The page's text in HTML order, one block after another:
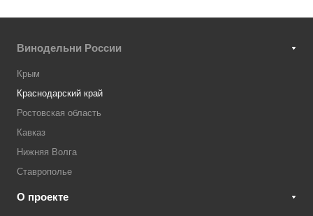
Винодельни России
Крым
Краснодарский край
Ростовская область
Кавказ
Нижняя Волга
Ставрополье
О проекте